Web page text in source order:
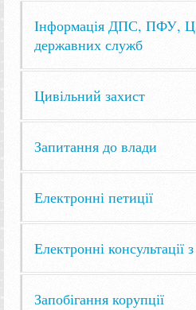
Інформація ДПС, ПФУ,
державних служб
Цивільний захист
Запитання до влади
Електронні петиції
Електронні консультації
Запобігання корупції